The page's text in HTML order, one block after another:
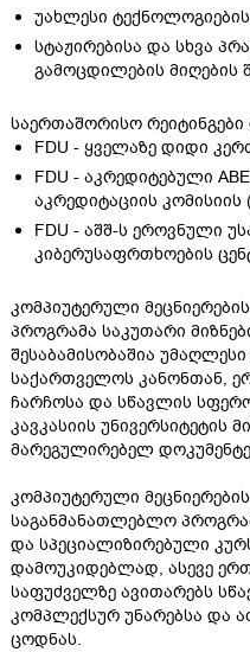
უახლესი
სტაჟირებისა და სხვა
გამოცდილების მიღების
საერთაშორისო
FDU - ყველაზე დიდი
FDU - აკრედიტებული
აკრედიტაციის კომისიის
FDU - აშშ-ს ეროვნული
კიბერუსაფრთხოების
კომპიუტერული
პროგრამა საკუთარი
შესაბამისობაშია
საქართველოს კანონთან,
ჩარჩოსა და სწავლის
კავკასიის უნივერსიტეტის
მარეგულირებელ
კომპიუტერული
საგანმანათლებლო
და სპეციალიზირებული
დამოუკიდებლად, ასევე
საფუძველზე ავითარებს
კომპლექსურ უნარებსა და
ცოდნას.